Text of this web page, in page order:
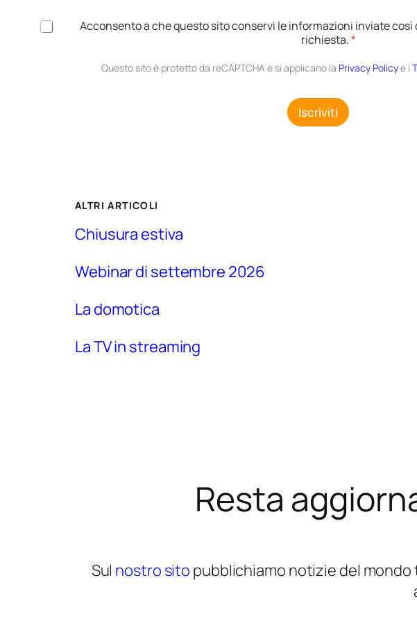
W
e
b
i
a
r
E
A
c
Acconsento a che questo sito conservi le informazioni inviate così
richiesta.*
Questo sito è protetto da reCAPTCHA e si applicano la Privacy Policye i
Iscriviti
ALTRI ARTICOLI
Chiusura estiva
Webinar di settembre 2026
La domotica
La TV in streaming
Resta
Sul nostro sito pubblichiamo notizie del